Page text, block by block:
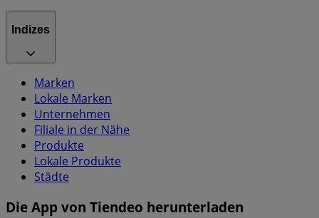
Indizes
Marken
Lokale Marken
Unternehmen
Filiale in der Nähe
Produkte
Lokale Produkte
Städte
Die App von Tiendeo herunterladen